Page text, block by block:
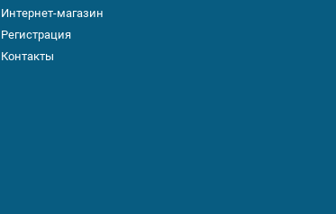
Интернет-магазин
Регистрация
Контакты